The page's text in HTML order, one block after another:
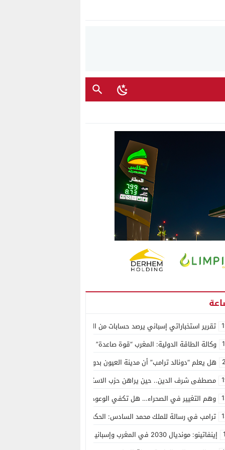
تقرير استخباراتي إسباني يرصد حسابات من الجزائر وأرقاما بـ”213+” ضمن حملة رقمية منظمة حرّضت على اقتحام سبتة
وكالة الطاقة الدولية: المغرب “قوة صاعدة” في سوق المعادن الاستراتيجية
هل يعلم “دونالد ترامب” أن مدينة العيون بدون ماء؟
مصطفى شرف الدين.. حين يراهن حزب الاستقلال على الكفاءة ويمنح الشباب
وهم التغيير في الصحراء… هل تكفي الوعود الفارغة لصناعة الواقع؟
ترامب في رسالة للملك محمد السادس: الحكم الذاتي هو الأساس الوحيد لحل
إينفاتينو: مونديال 2030 في المغرب وإسبانيا والبرتغال سيكون “الأجمل في التاريخ”